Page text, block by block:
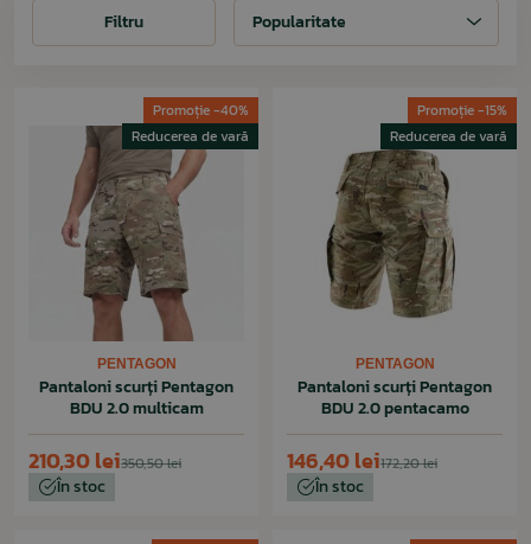
FiltruFiltru Popularitate
Promoție -40%
Reducerea de vară
PENTAGON
Pantaloni scurți Pentagon
BDU 2.0 multicam
350,50 lei
210,30 lei
În stoc
Promoție -15%
Reducerea de vară
PENTAGON
Pantaloni scurți Pentagon
BDU 2.0 pentacamo
172,20 lei
146,40 lei
În stoc